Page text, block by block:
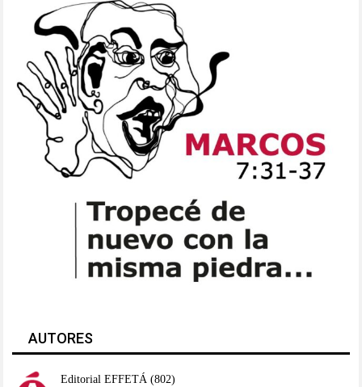
AUTORES
Editorial EFFETÁ (802)